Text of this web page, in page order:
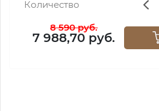
Количество
8 590 руб.
7 988,70 руб.